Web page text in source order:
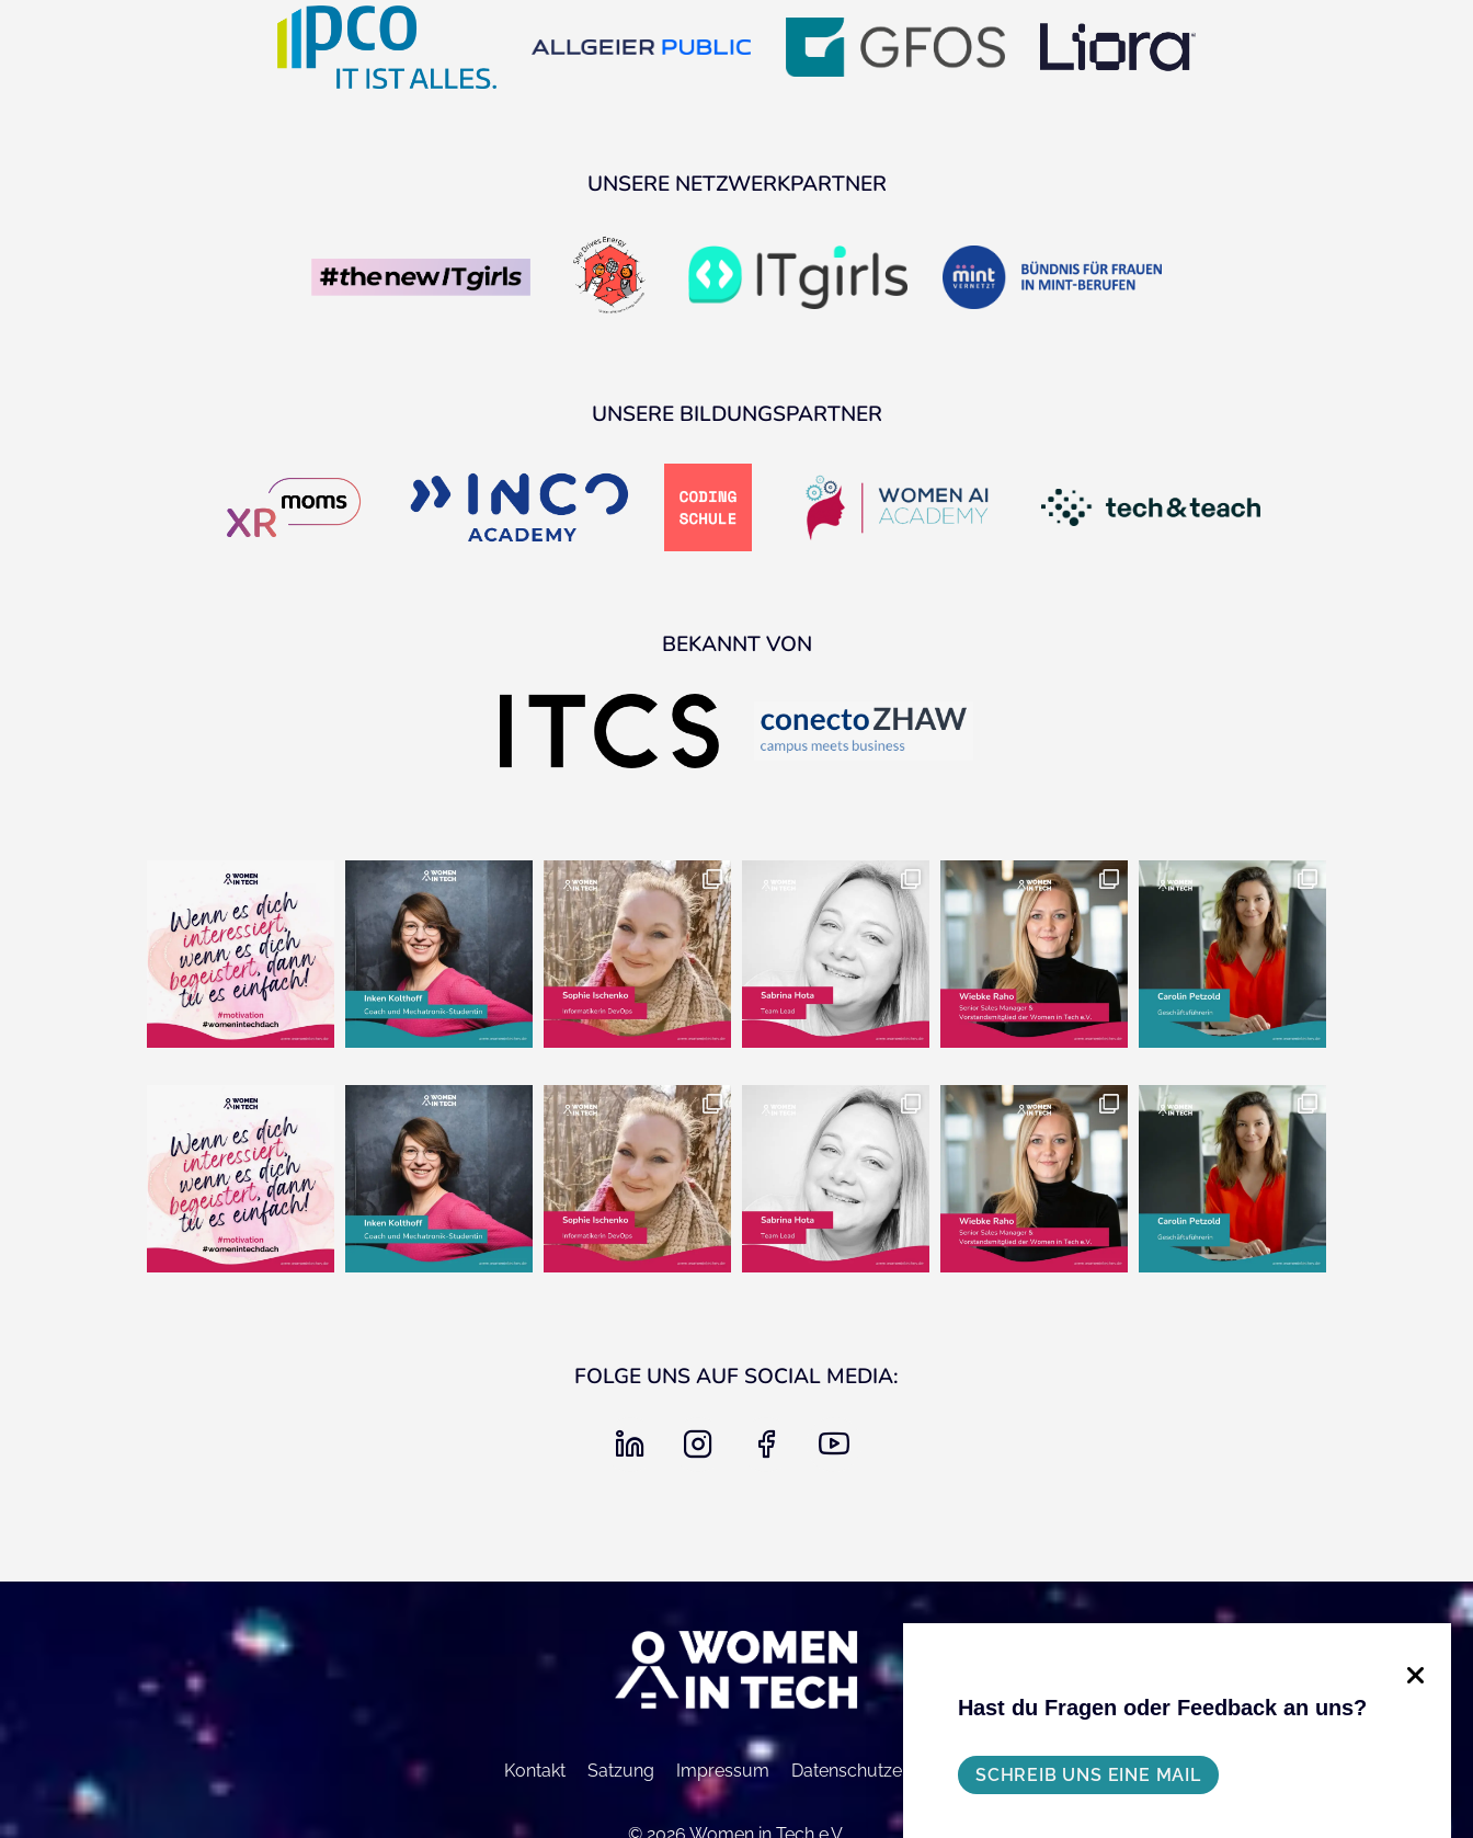
UNSERE NETZWERKPARTNER
UNSERE BILDUNGSPARTNER
BEKANNT VON
FOLGE UNS AUF SOCIAL MEDIA:
linkedin instagram
Kontakt Satzung Impressum Datenschutzerklärung
© 2026 Women in Tech e.V.
Hast du Fragen oder Feedback an uns?
SCHREIB UNS EINE MAIL